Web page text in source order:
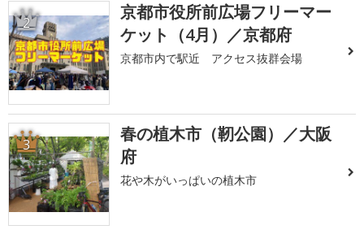
2
京都市役所前広場フリーマー
ケット（4月）／京都府
京都市内で駅近 アクセス抜群会場
3
春の植木市（靭公園）／大阪
府
花や木がいっぱいの植木市